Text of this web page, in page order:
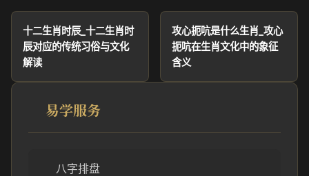
十二生肖时辰_十二生肖时
辰对应的传统习俗与文化
解读
攻心扼吭是什么生肖_攻心
扼吭在生肖文化中的象征
含义
易学服务
八字排盘